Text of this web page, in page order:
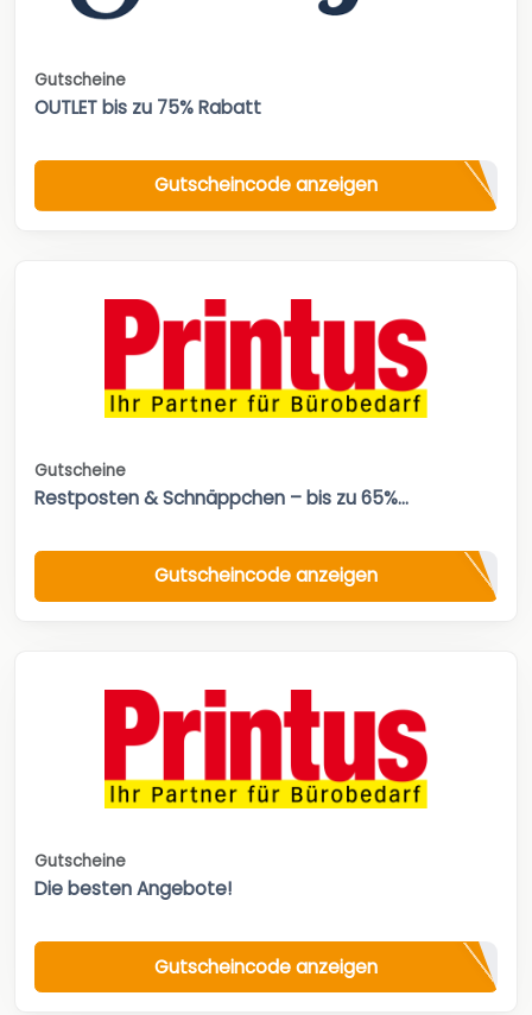
Gutscheine
OUTLET bis zu 75% Rabatt
Gutscheincode anzeigen
Gutscheine
Restposten & Schnäppchen – bis zu 65%...
Gutscheincode anzeigen
Gutscheine
Die besten Angebote!
Gutscheincode anzeigen